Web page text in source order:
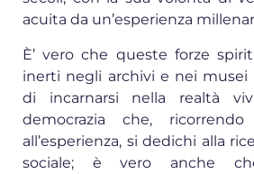
acuita da un’esperienza
È’ vero che queste forze
inerti negli archivi e nei musei
di incarnarsi nella realtà
democrazia che,
all’esperienza, si dedichi alla
sociale; è vero anche